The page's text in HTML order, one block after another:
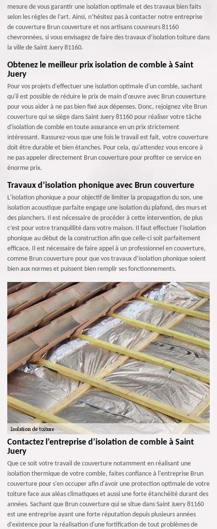
mesure de vous garantir une isolation optimale et des travaux bien faits
selon les règles de l’art. Ainsi, n’hésitez pas à contacter notre entreprise
de couverture Brun couverture et nos artisans couvreurs 81160
chevronnées, si vous envisagez de faire des travaux d’isolation toiture dans
la ville de Saint Juery 81160.
Obtenez le meilleur prix isolation de comble à Saint
Juery
Pour vos projets d'effectuer une isolation optimale d'un comble, sachant
qu'il est possible de réduire le prix de main d'œuvre avec Brun couverture
pour vous aider à ne pas bien fixé aux dépenses. Donc, rejoignez vite Brun
couverture qui se siège dans Saint Juery 81160 pour réaliser votre tâche
d'isolation de comble en toute assurance en un prix strictement
intéressant. Rassurez-vous que une fois le travail est fait, votre couverture
doit être durable et bien étanches. Pour cela, qu'attendez vous encore à
ne pas appeler directement Brun couverture pour profiter ce service en
énorme prix.
Travaux d’isolation phonique avec Brun couverture
L'isolation phonique a pour objectif de limiter la propagation du son, une
isolation acoustique parfaite engage une isolation du plafond, des murs et
des planchers. Il est nécessaire de procéder à cette intervention, de plus
c’est pour votre tranquillité dans votre maison. Il faut effectuer l’isolation
phonique au début de la construction afin que celle-ci soit parfaitement
efficace. Il est nécessaire de faire appel à un professionnel en couverture,
comme Brun couverture pour que vos travaux d’isolation phonique soient
bien aux normes et puissent bien remplir ses fonctionnements.
Contactez l’entreprise d’isolation de comble à Saint
Juery
Que ce soit votre travail de couverture notamment en réalisant une
isolation thermique de votre comble, faites confiance à l'entreprise Brun
couverture pour s'en occuper afin d'avoir une protection optimale de votre
toiture face aux aléas climatiques et aussi une forte étanchéité durant des
années. Sachant que Brun couverture qui se situe dans Saint Juery 81160
est une entreprise ayant une forte réputation depuis plusieurs années
d'existence pour la réalisation d'une fortification de tout problèmes de